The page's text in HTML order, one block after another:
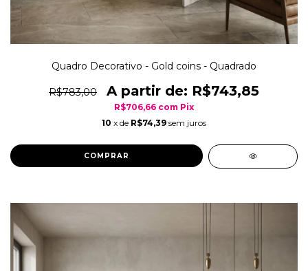
Quadro Decorativo - Gold coins - Quadrado
R$783,00 R$743,85
R$706,66 com Pix
10 x de R$74,39 sem juros
COMPRAR